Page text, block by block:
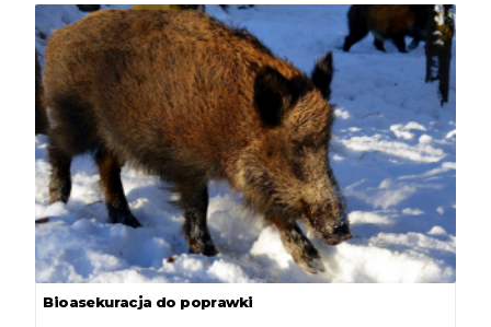
Kontrolę poprzedził […]
Bioasekuracja do poprawki